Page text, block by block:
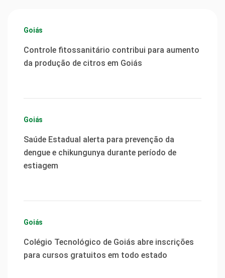
Goiás
Controle fitossanitário contribui para aumento
da produção de citros em Goiás
Goiás
Saúde Estadual alerta para prevenção da
dengue e chikungunya durante período de
estiagem
Goiás
Colégio Tecnológico de Goiás abre inscrições
para cursos gratuitos em todo estado